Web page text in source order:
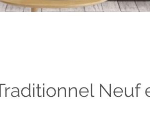
Neuf